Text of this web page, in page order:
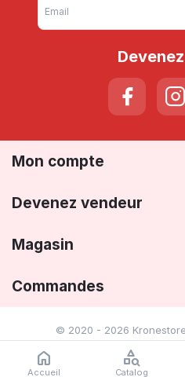
Mon compte
Devenez vendeur
Magasin
Commandes
© 2020 - 2026
Accueil Catalog